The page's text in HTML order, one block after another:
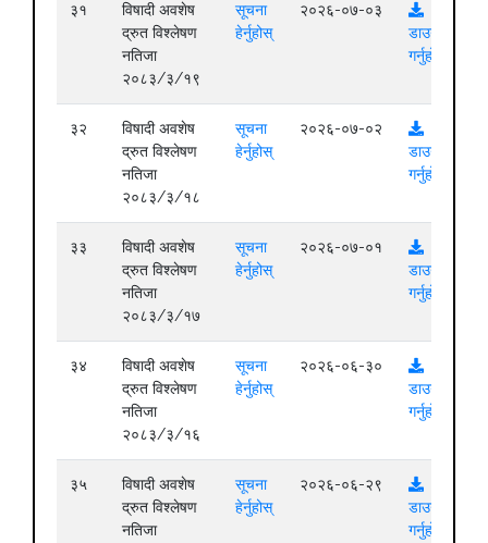
३१
विषादी अवशेष
द्रुत विश्लेषण
नतिजा
२०८३/३/१९
सूचना
हेर्नुहोस्
२०२६-०७-०३
डाउनलोड
गर्नुहोस्
३२
विषादी अवशेष
द्रुत विश्लेषण
नतिजा
२०८३/३/१८
सूचना
हेर्नुहोस्
२०२६-०७-०२
डाउनलोड
गर्नुहोस्
३३
विषादी अवशेष
द्रुत विश्लेषण
नतिजा
२०८३/३/१७
सूचना
हेर्नुहोस्
२०२६-०७-०१
डाउनलोड
गर्नुहोस्
३४
विषादी अवशेष
द्रुत विश्लेषण
नतिजा
२०८३/३/१६
सूचना
हेर्नुहोस्
२०२६-०६-३०
डाउनलोड
गर्नुहोस्
३५
विषादी अवशेष
द्रुत विश्लेषण
नतिजा
सूचना
हेर्नुहोस्
२०२६-०६-२९
डाउनलोड
गर्नुहोस्